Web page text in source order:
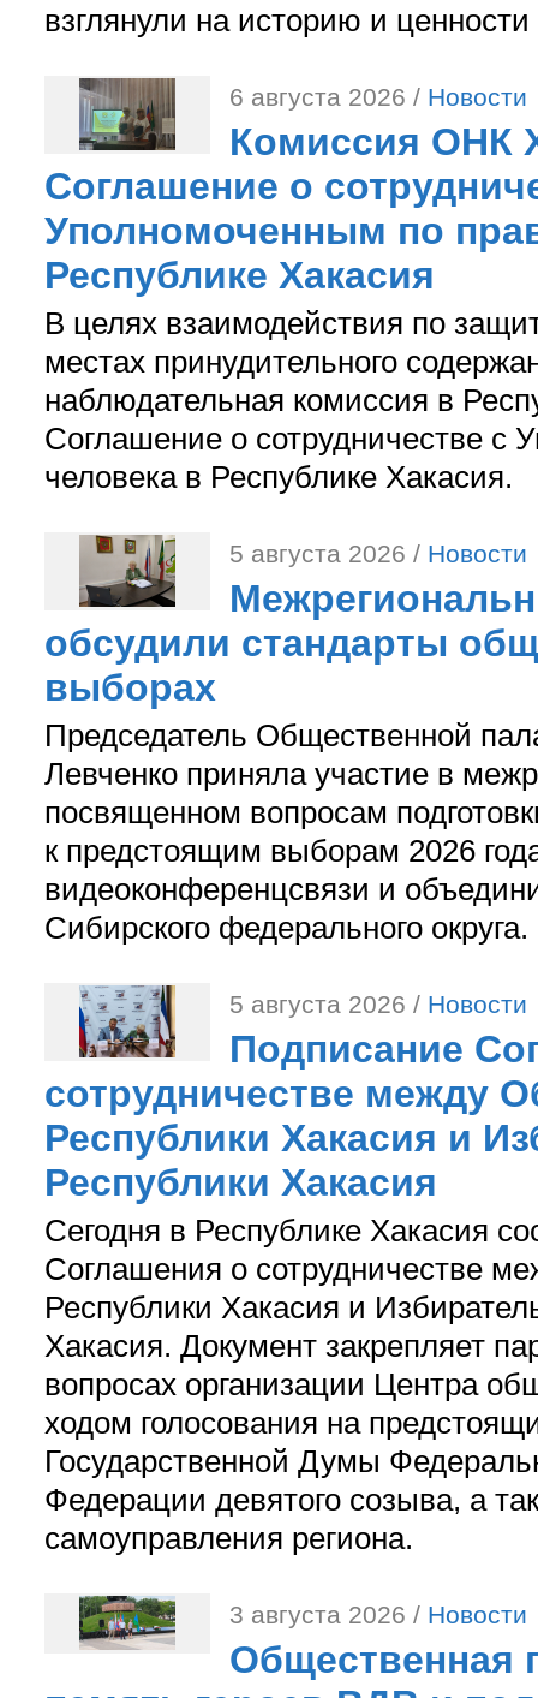
взглянули на историю и
6 августа 2026 / Новости
Комиссия ОНК
Соглашение о
Уполномоченным по
Республике Хакасия
В целях взаимодействия по
местах принудительного
наблюдательная комиссия в
Соглашение о сотрудничестве с
человека в Республике Хакасия.
5 августа 2026 / Новости
обсудили стандарты
выборах
Председатель Общественной
Левченко приняла участие в
посвященном вопросам
к предстоящим выборам 2026
видеоконференцсвязи и
Сибирского федерального округа.
5 августа 2026 / Новости
Подписание
сотрудничестве между
Республики Хакасия и
Республики Хакасия
Сегодня в Республике Хакасия
Соглашения о сотрудничестве
Республики Хакасия и
Хакасия. Документ закрепляет
вопросах организации Центра
ходом голосования на
Государственной Думы
Федерации девятого созыва, а
самоуправления региона.
3 августа 2026 / Новости
Общественная